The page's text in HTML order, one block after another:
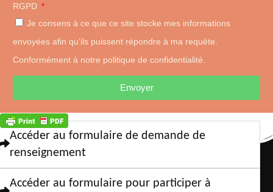
RGPD
Je consens à ce que ce site stocke mes informations
envoyées afin qu’ils puissent répondre à ma requête.
Conformément à notre politique de confidentialité.
Envoyer
Accéder au formulaire de demande de
renseignement
Accéder au formulaire pour participer à